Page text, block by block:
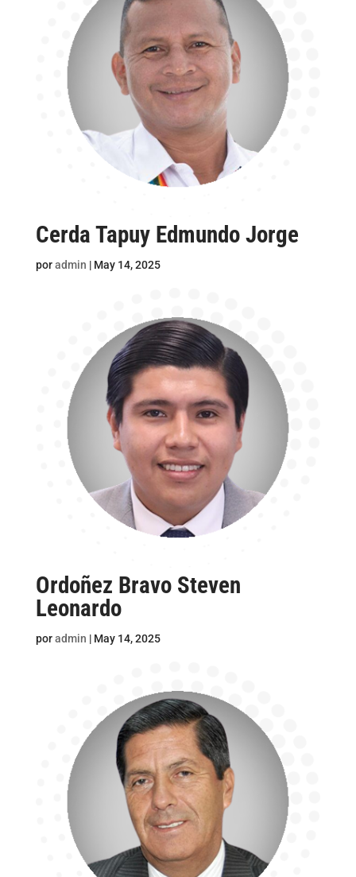
Cerda Tapuy Edmundo Jorge
poradmin | May 14, 2025
Ordoñez Bravo Steven
Leonardo
poradmin | May 14, 2025